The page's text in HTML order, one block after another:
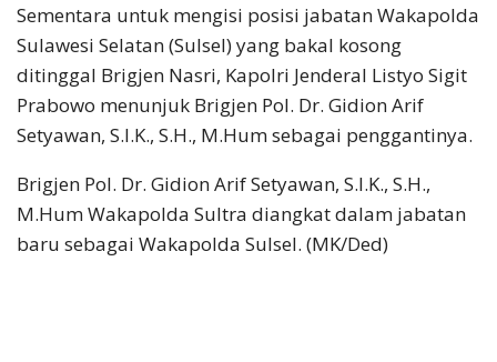
Sementara untuk mengisi posisi jabatan Wakapolda
Sulawesi Selatan (Sulsel) yang bakal kosong
ditinggal Brigjen Nasri, Kapolri Jenderal Listyo Sigit
Prabowo menunjuk Brigjen Pol. Dr. Gidion Arif
Setyawan, S.I.K., S.H., M.Hum sebagai penggantinya.
Brigjen Pol. Dr. Gidion Arif Setyawan, S.I.K., S.H.,
M.Hum Wakapolda Sultra diangkat dalam jabatan
baru sebagai Wakapolda Sulsel. (MK/Ded)